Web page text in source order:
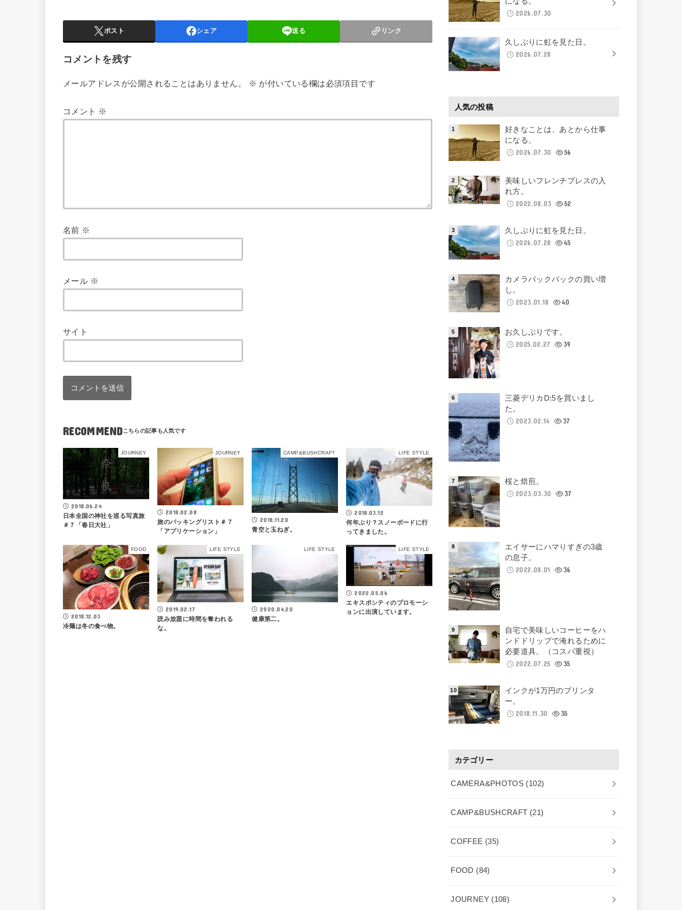
ポスト シェア 送る リンク
コメントを残す
メールアドレスが公開されることはありません。 ※ が付いている欄は必須項目です
コメント ※
名前 ※
メール ※
サイト
RECOMMEND
JOURNEY
2018.06.24
日本全国の神社を巡る写真旅
＃７「春日大社」
JOURNEY
2018.02.08
旅のパッキングリスト＃７
「アプリケーション」
CAMP&BUSHCRAFT
2018.11.20
青空と玉ねぎ。
LIFE STYLE
2018.03.12
何年ぶり？スノーボードに行
ってきました。
FOOD
2018.12.03
冷麺は冬の食べ物。
LIFE STYLE
2019.02.17
読み放題に時間を奪われる
な。
LIFE STYLE
2020.04.20
健康第二。
LIFE STYLE
2022.05.06
エキスポシティのプロモーシ
ョンに出演しています。
2026.07.30
久しぶりに虹を見た日。
2026.07.28
人気の投稿
好きなことは、あとから仕事
になる。
2026.07.30
56
美味しいフレンチプレスの入
れ方。
2022.08.03
52
久しぶりに虹を見た日。
2026.07.28
45
カメラバックパックの買い増
し。
2023.01.18
40
お久しぶりです。
2025.02.27
39
三菱デリカD:5を買いまし
た。
2023.02.14
37
桜と焙煎。
2023.03.30
37
エイサーにハマりすぎの3歳
の息子。
2022.08.01
36
自宅で美味しいコーヒーをハ
ンドドリップで淹れるために
必要道具。（コスパ重視）
2022.07.25
35
インクが1万円のプリンタ
ー。
2018.11.30
35
カテゴリー
CAMERA&PHOTOS (102)
CAMP&BUSHCRAFT (21)
COFFEE (35)
FOOD (84)
JOURNEY (108)